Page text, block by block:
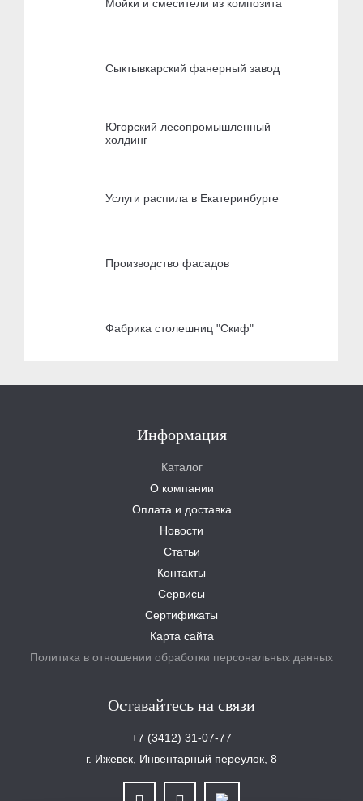
Мойки и смесители из композита
Сыктывкарский фанерный завод
Югорский лесопромышленный
холдинг
Услуги распила в Екатеринбурге
Производство фасадов
Фабрика столешниц "Скиф"
Информация
Каталог
О компании
Оплата и доставка
Новости
Статьи
Контакты
Сервисы
Сертификаты
Карта сайта
Политика в отношении обработки персональных данных
Оставайтесь на связи
+7 (3412) 31-07-77
г. Ижевск, Инвентарный переулок, 8